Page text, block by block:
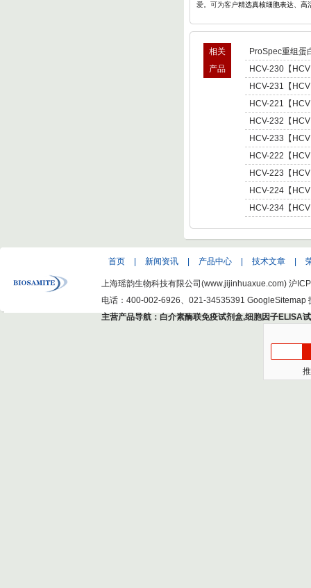
爱。可为客户精选真核细胞表达、高
相关
产品
ProSpec重组蛋
HCV-230【
型肝炎病毒
Hepatitis C
HCV-231【
型肝炎病毒
Hepatitis C
HCV-221【
肝炎病毒NS5,
C Virus NS5
HCV-232【
型肝炎病毒
Hepatitis C
HCV-233【
型肝炎病毒
Hepatitis C
HCV-222【
肝炎病毒NS5,
C Virus NS5
HCV-223【
肝炎病毒NS5,
C Virus NS5
HCV-224【
肝炎病毒NS5,
HCV-234【
Hepatitis C Virus
首页 新闻资讯 产品中心 技术文章
上海瑶韵生物科技有限公司(www.jijinhuaxue.com) 沪
电话：400-002-6926、021-34535391 GoogleSitemap
主营产品导航： 白介素酶联免疫试剂盒,细胞因子ELISA